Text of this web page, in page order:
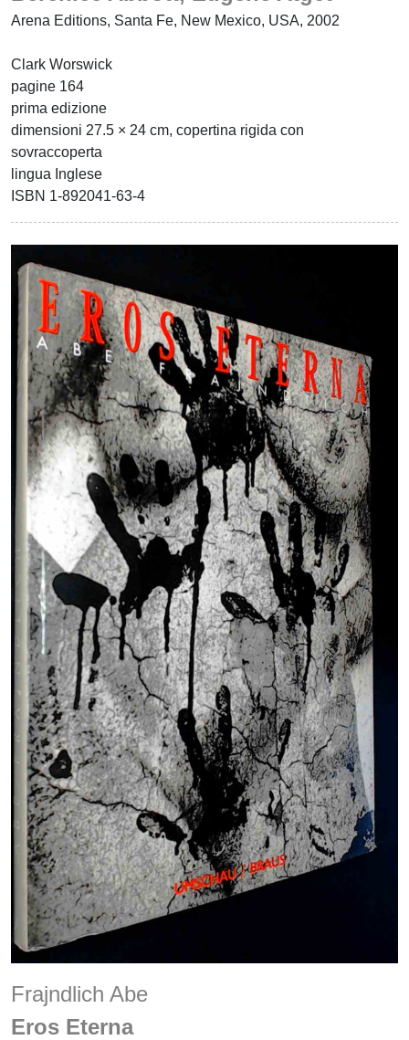
Arena Editions, Santa Fe, New Mexico, USA, 2002
Clark Worswick
pagine 164
prima edizione
dimensioni 27.5 × 24 cm, copertina rigida con
sovraccoperta
lingua Inglese
ISBN 1-892041-63-4
Frajndlich Abe
Eros Eterna